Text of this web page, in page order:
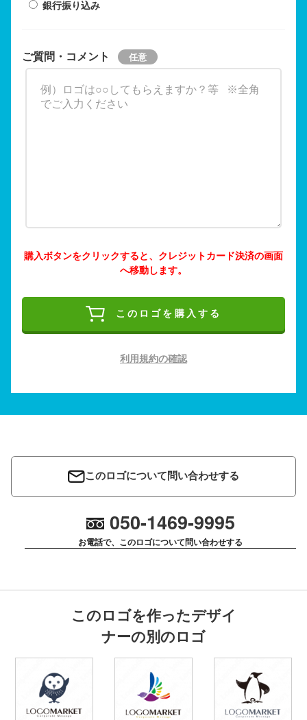
銀行振り込み
ご質問・コメント
購入ボタンをクリックすると、クレジットカード決済の画面
へ移動します。
このロゴを購入する
利用規約の確認
このロゴについて問い合わせする
050-1469-9995
お電話で、このロゴについて問い合わせする
このロゴを作ったデザイ
ナーの別のロゴ